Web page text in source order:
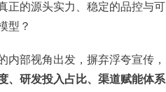
正的源头实力、稳定的品控与可
型？
内部视角出发，摒弃浮夸宣传，
、研发投入占比、渠道赋能体系